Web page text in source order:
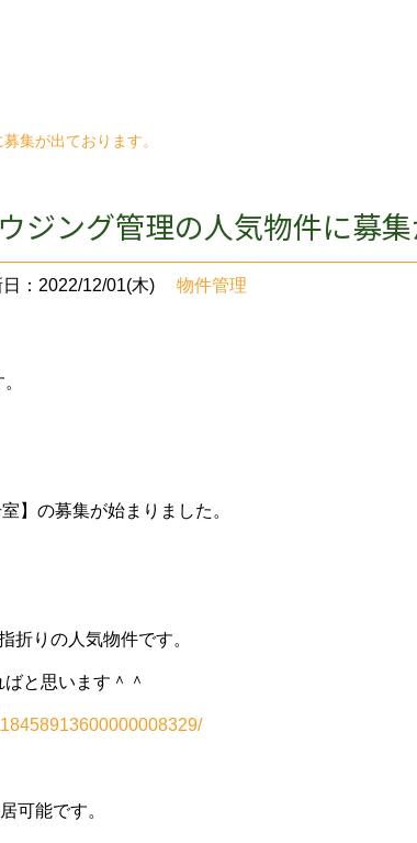
集が出ております。
ジング管理の人気物件に募
：2022/12/01(木) 物件管理
】の募集が始まりました。
折りの人気物件です。
と思います＾＾
可能です。